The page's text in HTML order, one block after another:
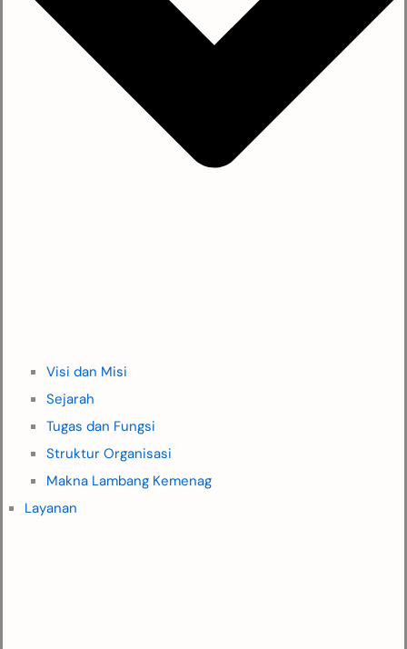
Visi dan Misi
Sejarah
Tugas dan Fungsi
Struktur Organisasi
Makna Lambang Kemenag
Layanan